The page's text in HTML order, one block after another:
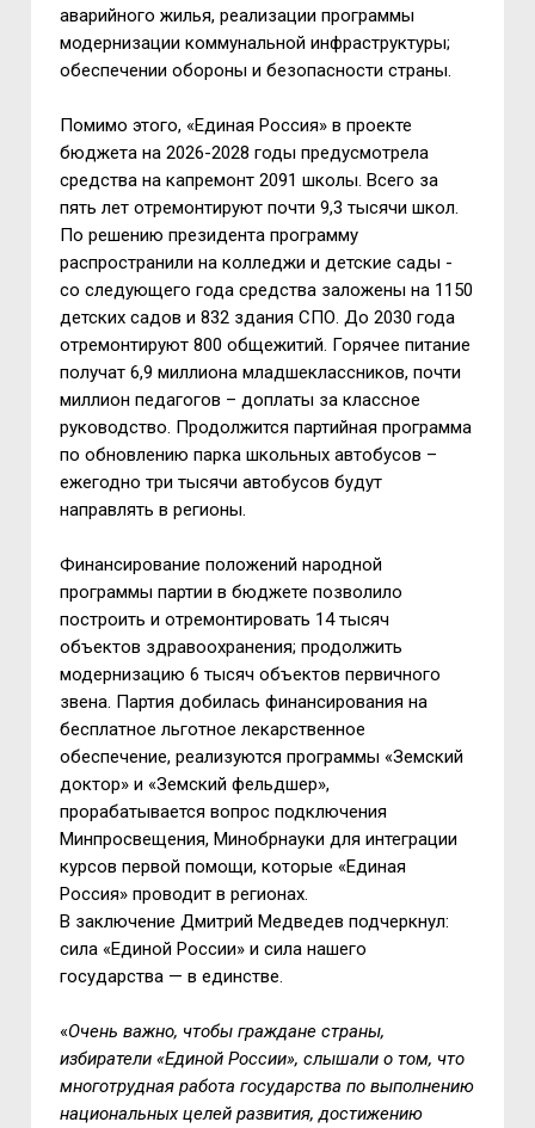
аварийного жилья, реализации программы
модернизации коммунальной инфраструктуры;
обеспечении обороны и безопасности страны.
Помимо этого, «Единая Россия» в проекте
бюджета на 2026-2028 годы предусмотрела
средства на капремонт 2091 школы. Всего за
пять лет отремонтируют почти 9,3 тысячи школ.
По решению президента программу
распространили на колледжи и детские сады -
со следующего года средства заложены на 1150
детских садов и 832 здания СПО. До 2030 года
отремонтируют 800 общежитий. Горячее питание
получат 6,9 миллиона младшеклассников, почти
миллион педагогов – доплаты за классное
руководство. Продолжится партийная программа
по обновлению парка школьных автобусов –
ежегодно три тысячи автобусов будут
направлять в регионы.
Финансирование положений народной
программы партии в бюджете позволило
построить и отремонтировать 14 тысяч
объектов здравоохранения; продолжить
модернизацию 6 тысяч объектов первичного
звена. Партия добилась финансирования на
бесплатное льготное лекарственное
обеспечение, реализуются программы «Земский
доктор» и «Земский фельдшер»,
прорабатывается вопрос подключения
Минпросвещения, Минобрнауки для интеграции
курсов первой помощи, которые «Единая
Россия» проводит в регионах.
В заключение Дмитрий Медведев подчеркнул:
сила «Единой России» и сила нашего
государства — в единстве.
«Очень важно, чтобы граждане страны,
избиратели «Единой России», слышали о том, что
многотрудная работа государства по выполнению
национальных целей развития, достижению